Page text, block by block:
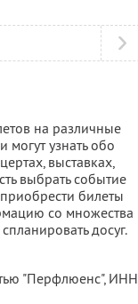
на различные
могут узнать обо
выставках,
выбрать событие
билеты
со множества
досуг.
"Перфлюенс", ИНН